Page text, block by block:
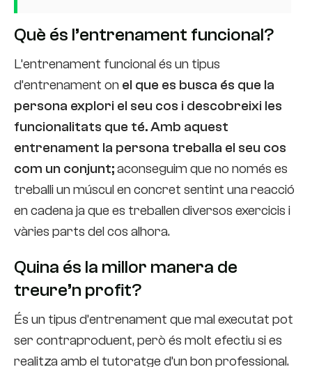
Què és l’entrenament funcional?
L’entrenament funcional és un tipus
d’entrenament on el que es busca és que la
persona explori el seu cos i descobreixi les
funcionalitats que té. Amb aquest
entrenament la persona treballa el seu cos
com un conjunt;aconseguim que no només es
treballi un múscul en concret sentint una reacció
en cadena ja que es treballen diversos exercicis i
vàries parts del cos alhora.
Quina és la millor manera de
treure’n profit?
És un tipus d’entrenament que mal executat pot
ser contraproduent, però és molt efectiu si es
realitza amb el tutoratge d’un bon professional.